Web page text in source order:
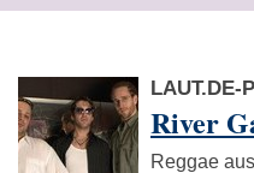
LAUT.DE-
River
Reggae